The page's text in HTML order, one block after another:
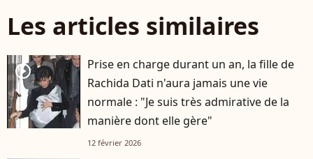
Les articles similaires
player2
Prise en charge durant un an, la fille de
Rachida Dati n'aura jamais une vie
normale : "Je suis très admirative de la
manière dont elle gère"
12 février 2026